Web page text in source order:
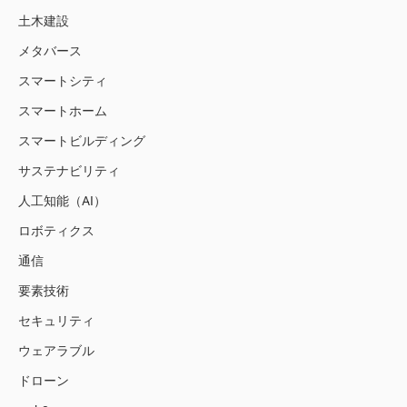
土木建設
メタバース
スマートシティ
スマートホーム
スマートビルディング
サステナビリティ
人工知能（AI）
ロボティクス
通信
要素技術
セキュリティ
ウェアラブル
ドローン